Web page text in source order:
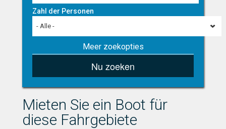
Zahl der Personen
- Alle -
Meer zoekopties
Nu zoeken
Mieten Sie ein Boot für
diese Fahrgebiete